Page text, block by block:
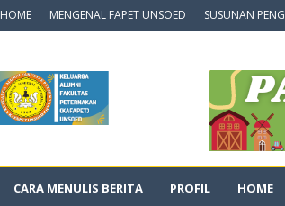
HOME MENGENAL FAPET UNSOED SUSUNAN
CARA MENULIS BERITA PROFIL HOME